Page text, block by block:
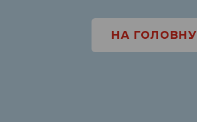
НА ГОЛОВНУ